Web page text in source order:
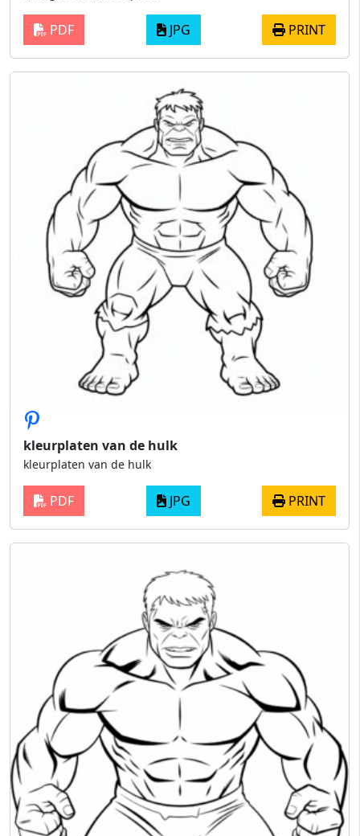
PDF JPG PRINT
kleurplaten van de hulk
kleurplaten van de hulk
PDF JPG PRINT